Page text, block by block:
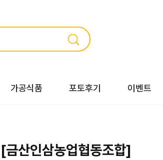
가공식품 포토후기 이벤트
[금산인삼농업협동조합]